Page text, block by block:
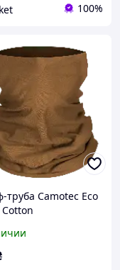
100%
Camotec Eco
Cotton